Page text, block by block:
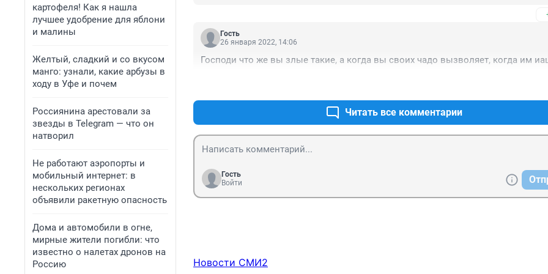
картофеля! Как я нашла
лучшее удобрение для яблони
и малины
Желтый, сладкий и со вкусом
манго: узнали, какие арбузы в
ходу в Уфе и почем
Россиянина арестовали за
звезды в Telegram — что он
натворил
Не работают аэропорты и
мобильный интернет: в
нескольких регионах
объявили ракетную опасность
Дома и автомобили в огне,
мирные жители погибли: что
известно о налетах дронов на
Россию
Гость
26 января 2022, 14:06
Господи что же вы злые такие, а когда вы своих чадо вызволяет, когда им
Читать все комментарии
Гость
Войти
Новости СМИ2